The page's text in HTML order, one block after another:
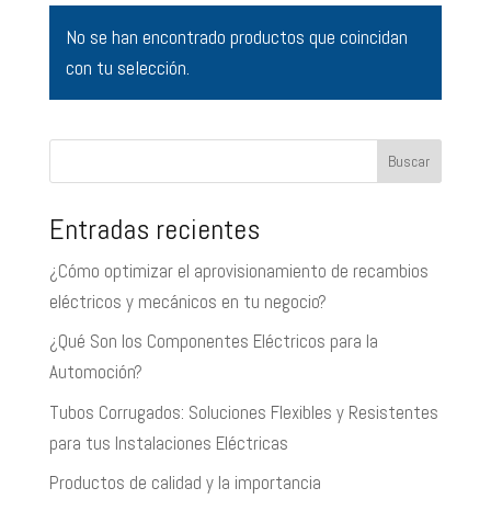
No se han encontrado productos que coincidan
con tu selección.
Buscar
Entradas recientes
¿Cómo optimizar el aprovisionamiento de recambios
eléctricos y mecánicos en tu negocio?
¿Qué Son los Componentes Eléctricos para la
Automoción?
Tubos Corrugados: Soluciones Flexibles y Resistentes
para tus Instalaciones Eléctricas
Productos de calidad y la importancia